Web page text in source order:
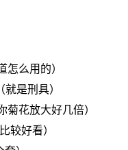
怎么用的）
就是刑具）
菊花放大好几倍）
较好看）